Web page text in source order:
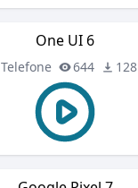
One UI 6
Telefone 644 128